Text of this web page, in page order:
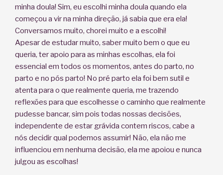
minha doula! Sim, eu escolhi minha doula quando ela
começou a vir na minha direção, já sabia que era ela!
Conversamos muito, chorei muito e a escolhi!
Apesar de estudar muito, saber muito bem o que eu
queria, ter apoio para as minhas escolhas, ela foi
essencial em todos os momentos, antes do parto, no
parto e no pós parto! No pré parto ela foi bem sutil e
atenta para o que realmente queria, me trazendo
reflexões para que escolhesse o caminho que realmente
pudesse bancar, sim pois todas nossas decisões,
independente de estar grávida contem riscos, cabe a
nós decidir qual podemos assumir! Não, ela não me
influenciou em nenhuma decisão, ela me apoiou e nunca
julgou as escolhas!